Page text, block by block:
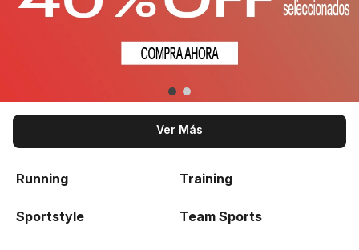
Ver Más
Running Training
Sportstyle Team Sports